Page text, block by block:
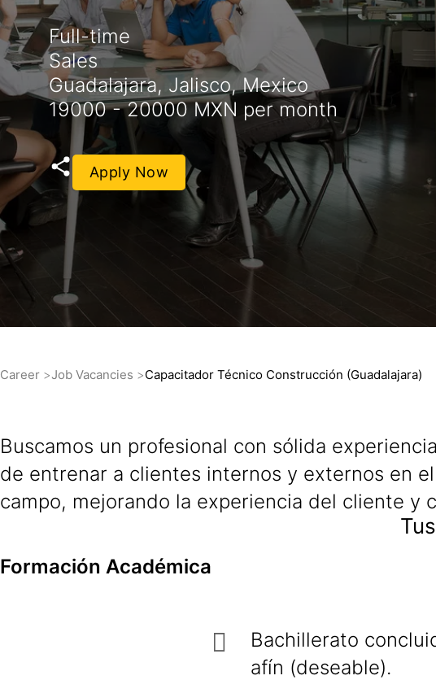
Full-time
Sales
Guadalajara, Jalisco, Mexico
19000 - 20000 MXN per month
Apply Now
Career Job Vacancies Capacitador Técnico Construcción (Guadalajara)
Buscamos un profesional con sólida
de entrenar a clientes internos y externos en
campo, mejorando la experiencia del cliente y
Formación Académica
Bachillerato
afín (deseable).